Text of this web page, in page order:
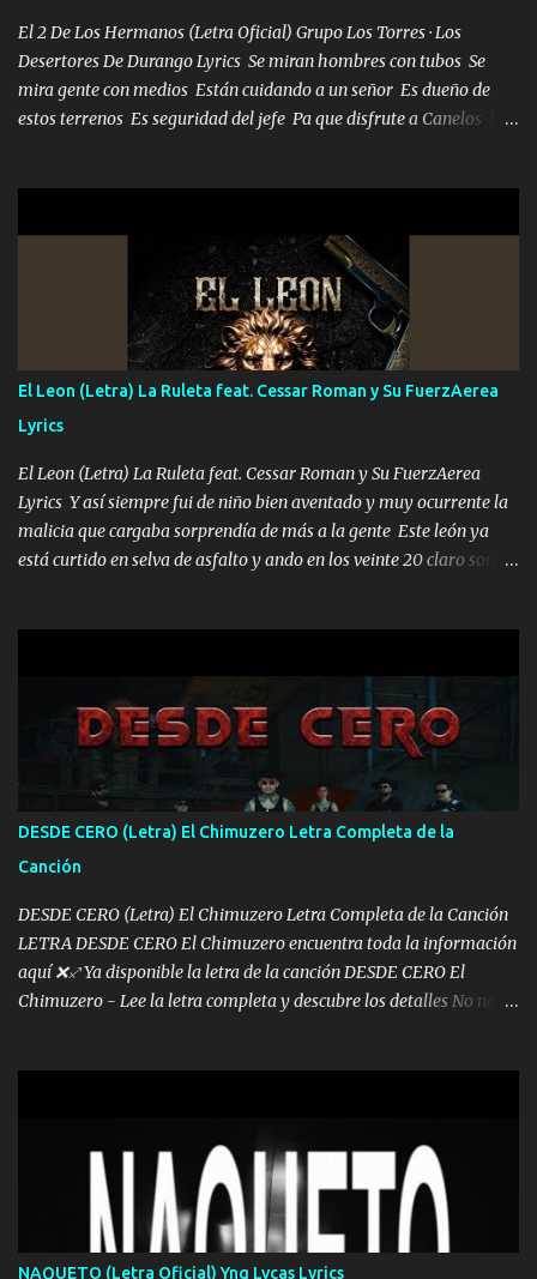
El 2 De Los Hermanos (Letra Oficial) Grupo Los Torres · Los
Desertores De Durango Lyrics Se miran hombres con tubos Se
mira gente con medios Están cuidando a un señor Es dueño de
estos terrenos Es seguridad del jefe Pa que disfrute a Canelos Es
ni tampoco las mujeres porque es platica de grandes por eso hay
que estar alegres doy las instrucciones para atender los deberes
Música Si es que salta algún problema de confianza tengo gente
ahí está el Hombre Cuarenta y también Pariente 7 arreglan
cualquier problema no más es cuestión que ordené NOS HACE
FALTA UN HERMANO DE CLAVE ERA EL 24 SIEMPRE FUE UN
HOMBRE VALIENTE POR ALGO M'URIÓ PELEAND0 SIEMPRE
VIO POR LA FAMILIA PARA QUE SIGA EL LEGADO Es el DOS de
los HERMANOS un cerebro inteligente y com...
El Leon (Letra) La Ruleta feat. Cessar Roman y Su FuerzAerea
Lyrics
El Leon (Letra) La Ruleta feat. Cessar Roman y Su FuerzAerea
Lyrics Y así siempre fui de niño bien aventado y muy ocurrente la
malicia que cargaba sorprendía de más a la gente Este león ya
está curtido en selva de asfalto y ando en los veinte 20 claro son
pa más pues hay charola les voy a dar hasta topar pues no hay de
otra Música Surcando bien mi camino voy por mi línea no veo a
los lados aquel que no corre vuela no se me duerm voy chicoteado
Ya pasé varias hazañas ya tienen rato que me agarran el colmillo
de este León los estatales no sé esperaron Al tiro esta la PrimiZa
también la nueve que cargo al lado doy la mano al que su amigo y
al traicionero damos pa abajo Y No me paran aquí hay pa más
pues hay charola les voy a dar hasta topar pues no hay de otra...
DESDE CERO (Letra) El Chimuzero Letra Completa de la
Canción
DESDE CERO (Letra) El Chimuzero Letra Completa de la Canción
LETRA DESDE CERO El Chimuzero encuentra toda la información
aquí ❌♐ Ya disponible la letra de la canción DESDE CERO El
Chimuzero - Lee la letra completa y descubre los detalles No nací
❌ www.elnorteduro.com ❌ Yo No limito los Sueños , si no existe
Uno pues Hallamos Modos , Si me caigo me Levanto, Aprendo Del
Error Y me sacudo El Lodo ❌ www.elnorteduro.com ❌ El Dinero
No me falta Pero Tampoco me Estorba , Por Eso Manejo Todo
Bien Regido Por mis Normas . Aquí no Se Sufre de Ego vengo Desde
NAQUETO (Letra Oficial) Yng Lvcas Lyrics